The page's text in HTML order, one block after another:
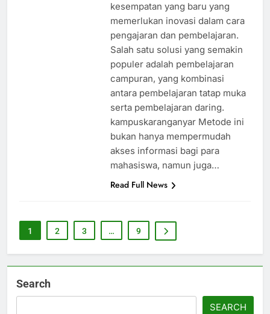
kesempatan yang baru yang
memerlukan inovasi dalam cara
pengajaran dan pembelajaran.
Salah satu solusi yang semakin
populer adalah pembelajaran
campuran, yang kombinasi
antara pembelajaran tatap muka
serta pembelajaran daring.
kampuskaranganyar Metode ini
bukan hanya mempermudah
akses informasi bagi para
mahasiswa, namun juga…
Read Full News
1 2 3 … 9
Search
SEARCH